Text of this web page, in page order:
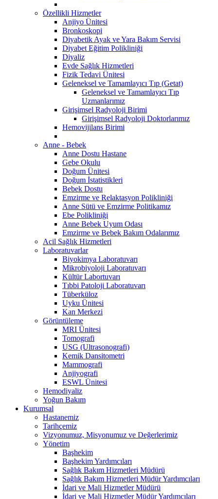
Özellikli Hizmetler
Anjiyo Ünitesi
Bronkoskopi
Diyabetik Ayak ve Yara Bakım Servisi
Diyabet Eğitim Polikliniği
Diyaliz
Evde Sağlık Hizmetleri
Fizik Tedavi Ünitesi
Geleneksel ve Tamamlayıcı Tıp (Getat)
Geleneksel ve Tamamlayıcı Tıp
Uzmanlarımız
Girişimsel Radyoloji Birimi
Girişimsel Radyoloji Doktorlarımız
Hemovijilans Birimi
Anne - Bebek
Anne Dostu Hastane
Gebe Okulu
Doğum Ünitesi
Doğum İstatistikleri
Bebek Dostu
Emzirme ve Relaktasyon Polikliniği
Anne Sütü ve Emzirme Politikamız
Ebe Polikliniği
Anne Bebek Uyum Odası
Emzirme ve Bebek Bakım Odalarımız
Acil Sağlık Hizmetleri
Laboratuvarlar
Biyokimya Laboratuvarı
Mikrobiyoloji Laboratuvarı
Kültür Labortuvarı
Tıbbi Patoloji Laboratuvarı
Tüberküloz
Uyku Ünitesi
Kan Merkezi
Görüntüleme
MRI Ünitesi
Tomografi
USG (Ultrasonografi)
Kemik Dansitometri
Mammografi
Anjiyografi
ESWL Ünitesi
Hemodiyaliz
Yoğun Bakım
Kurumsal
Hastanemiz
Tarihçemiz
Vizyonumuz, Misyonumuz ve Değerlerimiz
Yönetim
Başhekim
Başhekim Yardımcıları
Sağlık Bakım Hizmetleri Müdürü
Sağlık Bakım Hizmetleri Müdür Yardımcıları
İdari ve Mali Hizmetler Müdürü
İdari ve Mali Hizmetler Müdür Yardımcıları